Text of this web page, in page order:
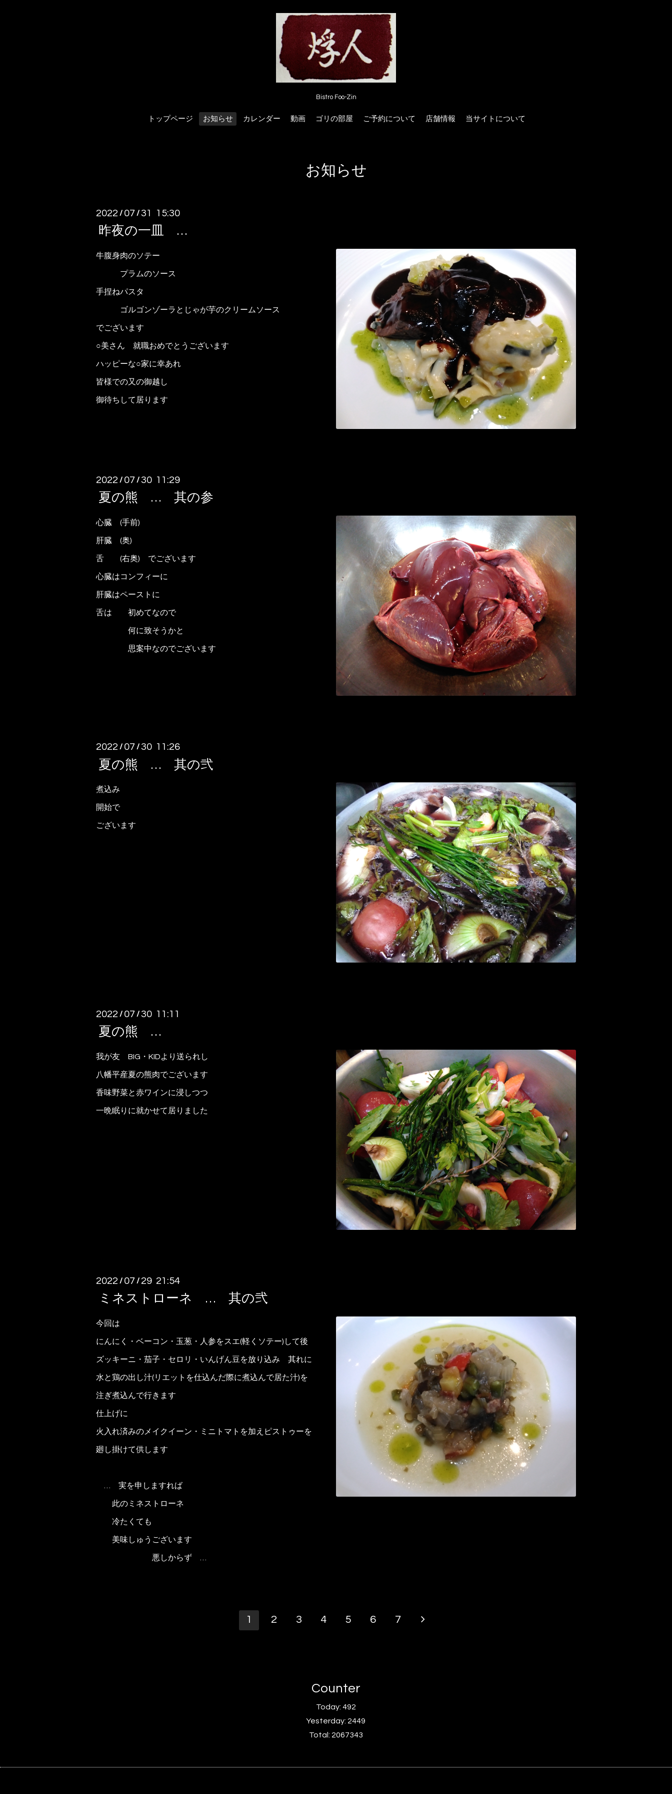
Bistro Foo-Zin
トップページ お知らせ カレンダー 動画 ゴリの部屋 ご予約について 店舗情報 当サイトについて
お知らせ
2022 / 07 /31 15:30
昨夜の一皿 …
牛腹身肉のソテー
プラムのソース
手捏ねパスタ
ゴルゴンゾーラとじゃが芋のクリームソース
でございます
○美さん 就職おめでとうございます
ハッピーな○家に幸あれ
皆様での又の御越し
御待ちして居ります
2022 / 07 /30 11:29
夏の熊 … 其の参
心臓 (手前)
肝臓 (奥)
舌 (右奥) でございます
心臓はコンフィーに
肝臓はペーストに
舌は 初めてなので
何に致そうかと
思案中なのでございます
2022 / 07 /30 11:26
夏の熊 … 其の弐
煮込み
開始で
ございます
2022 / 07 /30 11:11
夏の熊 …
我が友 BIG・KIDより送られし
八幡平産夏の熊肉でございます
香味野菜と赤ワインに浸しつつ
一晩眠りに就かせて居りました
2022 / 07 / 29 21:54
ミネストローネ … 其の弐
今回は
にんにく・ベーコン・玉葱・人参をスエ(軽くソテー)して後
ズッキーニ・茄子・セロリ・いんげん豆を放り込み 其れに
水と鶏の出し汁(リエットを仕込んだ際に煮込んで居た汁)を
注ぎ煮込んで行きます
仕上げに
火入れ済みのメイクイーン・ミニトマトを加えピストゥーを
廻し掛けて供します
… 実を申しますれば
此のミネストローネ
冷たくても
美味しゅうございます
悪しからず …
1 2 3 4 5 6 7
Counter
Today: 492
Yesterday: 2449
Total: 2067343